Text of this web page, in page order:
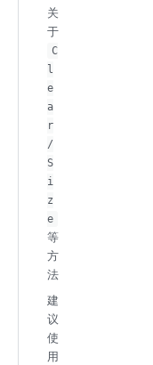
关
于
C
l
e
a
r
/
S
i
z
e
等
方
法
建
议
使
用